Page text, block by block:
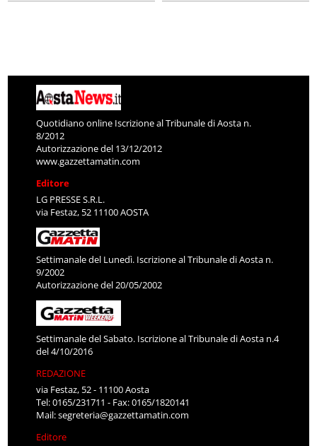
Quotidiano online Iscrizione al Tribunale di Aosta n.
8/2012
Autorizzazione del 13/12/2012
www.gazzettamatin.com
Editore
LG PRESSE S.R.L.
via Festaz, 52 11100 AOSTA
Settimanale del Lunedì. Iscrizione al Tribunale di Aosta n.
9/2002
Autorizzazione del 20/05/2002
Settimanale del Sabato. Iscrizione al Tribunale di Aosta n.4
del 4/10/2016
REDAZIONE
via Festaz, 52 - 11100 Aosta
Tel: 0165/231711 - Fax: 0165/1820141
Mail:segreteria@gazzettamatin.com
Editore